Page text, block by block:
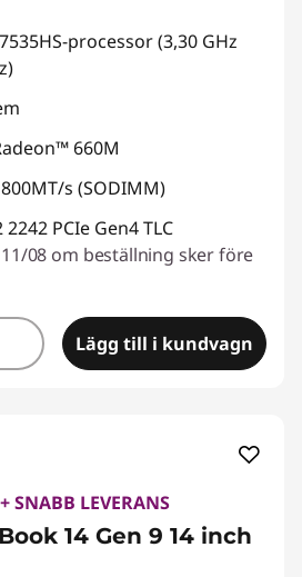
processor (3,30 GHz
660M
s (SODIMM)
2242 PCIe Gen4 TLC
08 om beställning sker före
Lägg till i kundvagn
SNABB LEVERANS
14 Gen 9 14 inch